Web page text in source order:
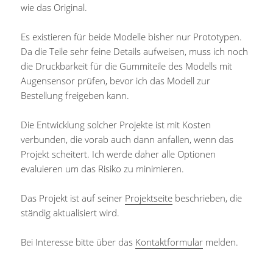
wie das Original.
Es existieren für beide Modelle bisher nur Prototypen.
Da die Teile sehr feine Details aufweisen, muss ich noch
die Druckbarkeit für die Gummiteile des Modells mit
Augensensor prüfen, bevor ich das Modell zur
Bestellung freigeben kann.
Die Entwicklung solcher Projekte ist mit Kosten
verbunden, die vorab auch dann anfallen, wenn das
Projekt scheitert. Ich werde daher alle Optionen
evaluieren um das Risiko zu minimieren.
Das Projekt ist auf seiner Projektseite beschrieben, die
ständig aktualisiert wird.
Bei Interesse bitte über das Kontaktformular melden.